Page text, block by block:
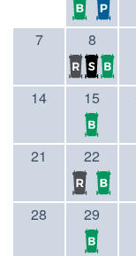
7 8
14 15
21 22
28 29